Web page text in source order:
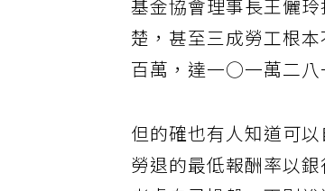
基金協會理事長王儷
楚，甚至三成勞工根
百萬，達一○一萬二八
但的確也有人知道可
勞退的最低報酬率以